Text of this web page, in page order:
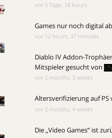
vor 5 Tage, 18 hours
Games nur noch digital
vor 12 hours, 37 minutes
Diablo IV Addon-
Mitspieler gesuchtvon
vor 2 months, 3 weeks
Altersverifizierung auf PS
vor 2 months, 4 weeks
Die „Video Games“ ist